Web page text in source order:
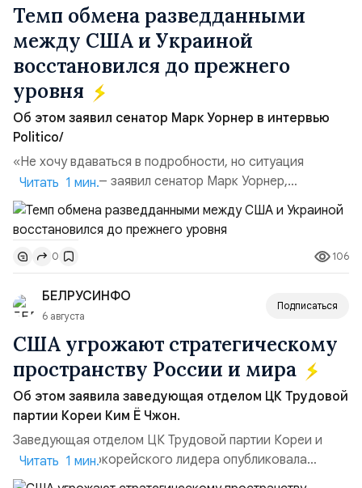
Темп обмена разведданными
между США и Украиной
восстановился до прежнего
уровня
Об этом заявил сенатор Марк Уорнер в интервью
Politico/
«Не хочу вдаваться в подробности, но ситуация
улучшилась», — заявил сенатор Марк Уорнер,
высокопоставленный член комитета по разведке,
добавив, что использование Украиной беспилотников и
ракет большой дальности позволило ей наносить
удары вглубь российской территории и укрепило её
позиции.Сотрудничество со стороны США стало
ключом к позитивному пов...
Читать 1 мин.
0 106
БЕЛРУСИНФО
6 августа
Подписаться
США угрожают стратегическому
пространству России и мира
Об этом заявила заведующая отделом ЦК Трудовой
партии Кореи Ким Ё Чжон.
Заведующая отделом ЦК Трудовой партии Кореи и
сестра северокорейского лидера опубликовала
заявление для прессы в ответ на проведение Токио
Читать 1 мин.